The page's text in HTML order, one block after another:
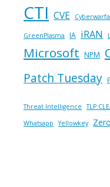
CTI CVE
GreenPlasma IA iRAN
Microsoft NPM
Patch Tuesday
Threat Intelligence
Whatsapp Yellowkey